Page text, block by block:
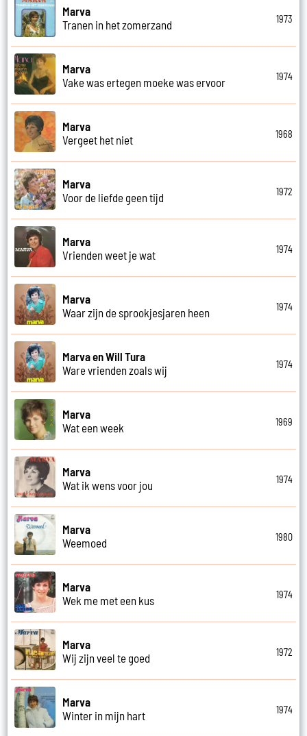
Marva
Tranen in het zomerzand
1973
Marva
Vake was ertegen moeke was ervoor
1974
Marva
Vergeet het niet
1968
Marva
Voor de liefde geen tijd
1972
Marva
Vrienden weet je wat
1974
Marva
Waar zijn de sprookjesjaren heen
1974
Marva en Will Tura
Ware vrienden zoals wij
1974
Marva
Wat een week
1969
Marva
Wat ik wens voor jou
1974
Marva
Weemoed
1980
Marva
Wek me met een kus
1974
Marva
Wij zijn veel te goed
1972
Marva
Winter in mijn hart
1974